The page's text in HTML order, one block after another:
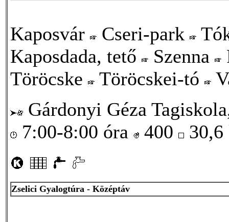
Kaposvár Cseri-park
Kaposdada, tető
Szenna
Töröcske
Töröcskei-tó
Gárdonyi Géza
7:00-8:00 óra
400
Zselici Gyalogtúra - Középtáv